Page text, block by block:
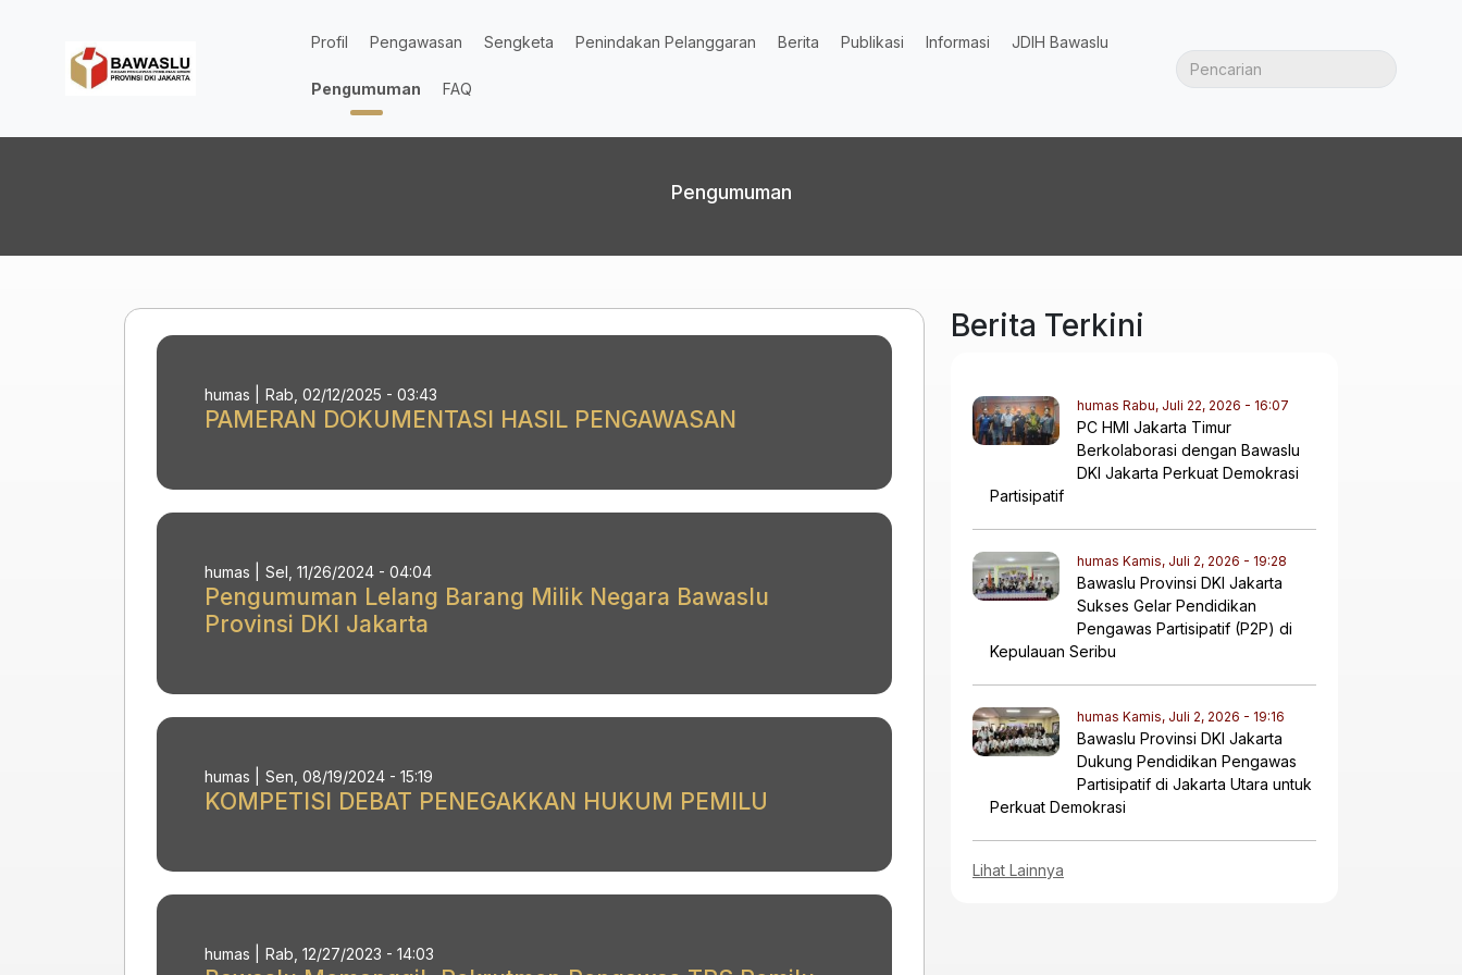
Profil
Pengawasan Sengketa Penindakan Pelanggaran Berita Publikasi Informasi JDIH Bawaslu
Pengumuman FAQ
Pengumuman
humas | Rab, 02/12/2025 - 03:43
PAMERAN DOKUMENTASI HASIL PENGAWASAN
humas | Sel, 11/26/2024 - 04:04
Pengumuman Lelang Barang Milik Negara Bawaslu
Provinsi DKI Jakarta
humas | Sen, 08/19/2024 - 15:19
KOMPETISI DEBAT PENEGAKKAN HUKUM PEMILU
humas | Rab, 12/27/2023 - 14:03
Berita Terkini
humas Rabu, Juli 22, 2026 - 16:07
PC HMI Jakarta Timur
Berkolaborasi dengan Bawaslu
DKI Jakarta Perkuat Demokrasi
Partisipatif
humas Kamis, Juli 2, 2026 - 19:28
​Bawaslu Provinsi DKI Jakarta
Sukses Gelar Pendidikan
Pengawas Partisipatif (P2P) di
Kepulauan Seribu
humas Kamis, Juli 2, 2026 - 19:16
Bawaslu Provinsi DKI Jakarta
Dukung Pendidikan Pengawas
Partisipatif di Jakarta Utara untuk
Perkuat Demokrasi
Lihat Lainnya